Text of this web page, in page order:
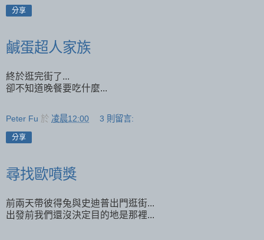
分享
鹹蛋超人家族
終於逛完街了...
卻不知道晚餐要吃什麼...
Peter Fu 於 凌晨12:00 3 則留言:
分享
尋找歐噴獎
前兩天帶彼得兔與史迪普出門逛街...
出發前我們還沒決定目的地是那裡...